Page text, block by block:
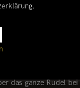
Glückssache, sie auch
und nur im
Dabei gelten
und verfügen über
das ganze Rudel
.